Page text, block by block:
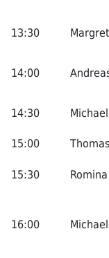
13:30
14:00
14:30
15:00
15:30
16:00